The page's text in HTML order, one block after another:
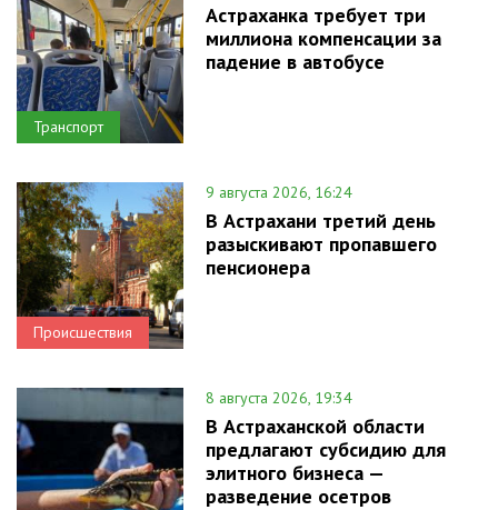
Транспорт
Астраханка требует три
миллиона компенсации за
падение в автобусе
Происшествия
9 августа 2026, 16:24
В Астрахани третий день
разыскивают пропавшего
пенсионера
8 августа 2026, 19:34
В Астраханской области
предлагают субсидию для
элитного бизнеса —
разведение осетров